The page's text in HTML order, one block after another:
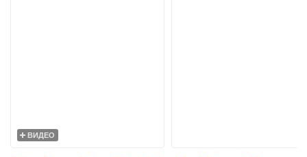
ВИДЕО